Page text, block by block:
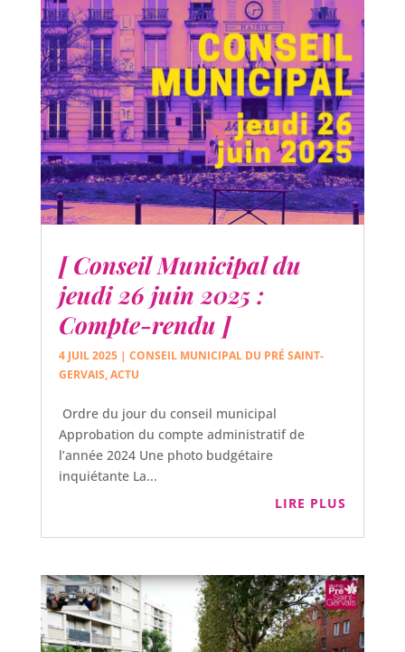
[ Conseil Municipal du
jeudi 26 juin 2025 :
Compte-rendu ]
4 JUIL 2025| CONSEIL MUNICIPAL DU PRÉ SAINT-
GERVAIS,ACTU
Ordre du jour du conseil municipal
Approbation du compte administratif de
l’année 2024 Une photo budgétaire
inquiétante La...
LIRE PLUS